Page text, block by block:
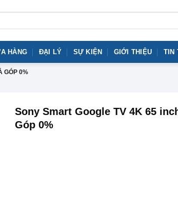
HÀNG ĐẠI LÝ SỰ KIỆN GIỚI THIỆU TIN
GÓP 0%
Sony Smart Google TV 4K 65
Góp 0%